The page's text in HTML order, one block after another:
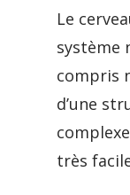
Le
système
compris
d’une
très